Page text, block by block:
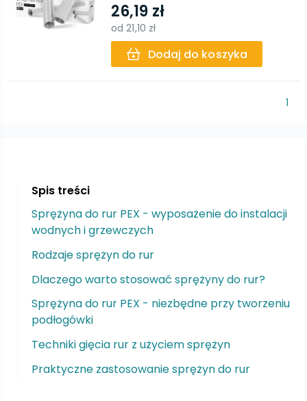
26,19 zł
od21,10 zł
Dodaj do koszyka
1
Spis treści
Sprężyna do rur PEX - wyposażenie do instalacji
wodnych i grzewczych
Rodzaje sprężyn do rur
Dlaczego warto stosować sprężyny do rur?
Sprężyna do rur PEX - niezbędne przy tworzeniu
podłogówki
Techniki gięcia rur z użyciem sprężyn
Praktyczne zastosowanie sprężyn do rur